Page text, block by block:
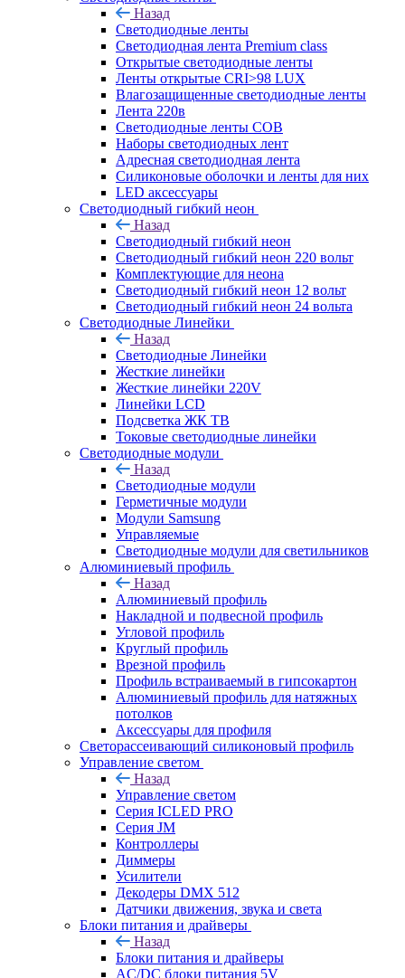
Назад
Светодиодные ленты
Светодиодная лента Premium class
Открытые светодиодные ленты
Ленты открытые CRI>98 LUX
Влагозащищенные светодиодные ленты
Лента 220в
Светодиодные ленты COB
Наборы светодиодных лент
Адресная светодиодная лента
Силиконовые оболочки и ленты для них
LED аксессуары
Светодиодный гибкий неон
Назад
Светодиодный гибкий неон
Светодиодный гибкий неон 220 вольт
Комплектующие для неона
Светодиодный гибкий неон 12 вольт
Светодиодный гибкий неон 24 вольта
Светодиодные Линейки
Назад
Светодиодные Линейки
Жесткие линейки
Жесткие линейки 220V
Линейки LCD
Подсветка ЖК ТВ
Токовые светодиодные линейки
Светодиодные модули
Назад
Светодиодные модули
Герметичные модули
Модули Samsung
Управляемые
Светодиодные модули для светильников
Алюминиевый профиль
Назад
Алюминиевый профиль
Накладной и подвесной профиль
Угловой профиль
Круглый профиль
Врезной профиль
Профиль встраиваемый в гипсокартон
Алюминиевый профиль для натяжных
потолков
Аксессуары для профиля
Светорассеивающий силиконовый профиль
Управление светом
Назад
Управление светом
Серия ICLED PRO
Серия JM
Контроллеры
Диммеры
Усилители
Декодеры DMX 512
Датчики движения, звука и света
Блоки питания и драйверы
Назад
Блоки питания и драйверы
AC/DC блоки питания 5V